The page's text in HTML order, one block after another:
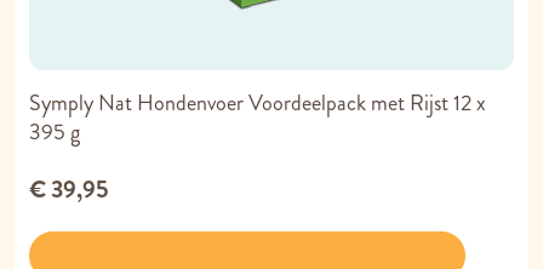
Symply Nat Hondenvoer Voordeelpack met Rijst 12 x
395 g
€ 39,95